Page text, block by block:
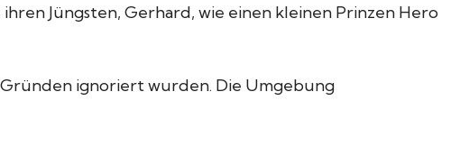
Jüngsten, Gerhard, wie einen kleinen Prinzen Hero
Gründen ignoriert wurden. Die Umgebung